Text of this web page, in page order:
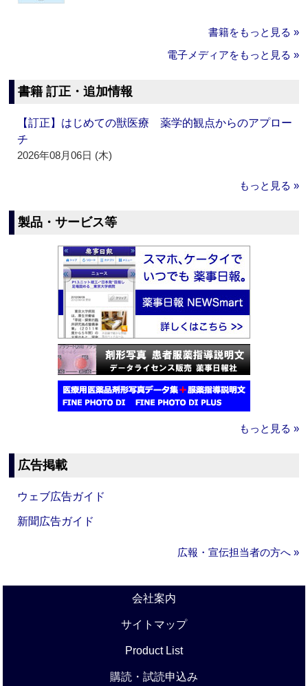
書籍をもっと見る »
電子メディアをもっと見る »
書籍 訂正・追加情報
【訂正】はじめての獣医療 薬学的観点からのアプロー
チ
2026年08月06日 (木)
もっと見る »
製品・サービス等
もっと見る »
広告掲載
ウェブ広告ガイド
新聞広告ガイド
広報・宣伝担当者の方へ »
会社案内
サイトマップ
Product List
購読・試読申込み